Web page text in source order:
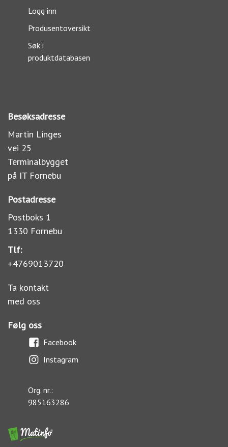
Logg inn
Produsentoversikt
Søk i
produktdatabasen
Besøksadresse
Martin Linges
vei 25
Terminalbygget
på IT Fornebu
Postadresse
Postboks 1
1330 Fornebu
Tlf:
+4769013720
Ta kontakt
med oss
Følg oss
Facebook
Instagram
Org. nr.:
985163286